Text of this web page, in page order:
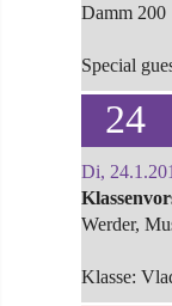
Damm 200
Special
24
Di,
Werder,
Klasse: